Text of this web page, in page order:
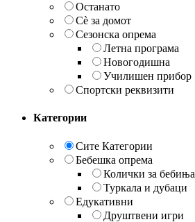
Останато
Сè за домот
Сезонска опрема
Летна програма
Новогодишна
Училишен прибор
Спортски реквизити
Категории
Сите Категории
Бебешка опрема
Колички за бебиња
Туркала и дубаци
Едукативни
Друштвени игри